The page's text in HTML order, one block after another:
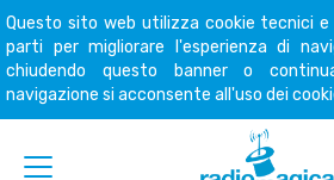
Questo sito web utilizza cookie tecnici
parti per migliorare l'esperienza di
chiudendo questo banner o
navigazione si acconsente all'uso dei